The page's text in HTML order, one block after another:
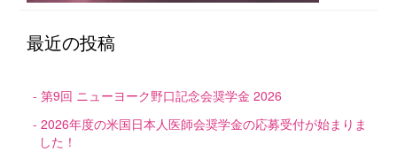
最近の投稿
第9回 ニューヨーク野口記念会奨学金 2026
2026年度の米国日本人医師会奨学金の応募受付が始まりま
した！